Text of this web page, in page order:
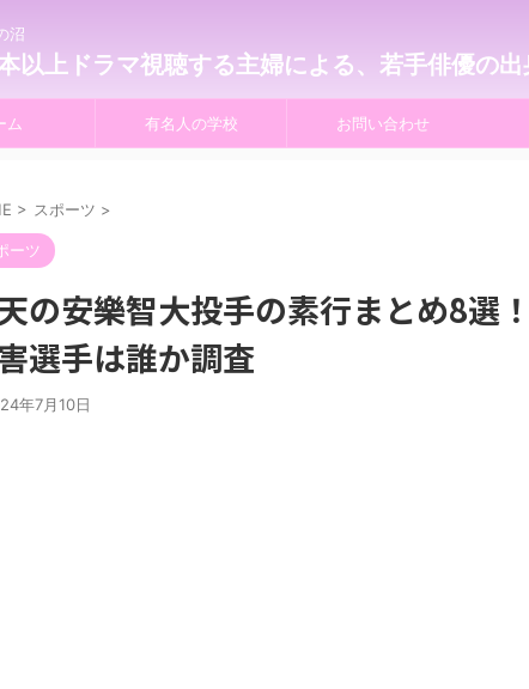
沼
以上ドラマ視聴する主婦による、若手俳優の
ム 有名人の学校 お問い合わせ
> スポーツ >
ーツ
の安樂智大投手の素行まとめ8選
選手は誰か調査
年7月10日